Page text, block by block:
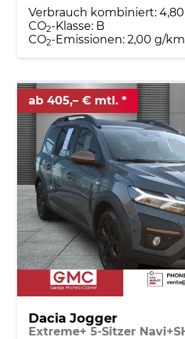
Verbrauch kombiniert:
CO2-Klasse: B
CO2-Emissionen: 2,00 g/km
ab 405,– € mtl.
Dacia Jogger